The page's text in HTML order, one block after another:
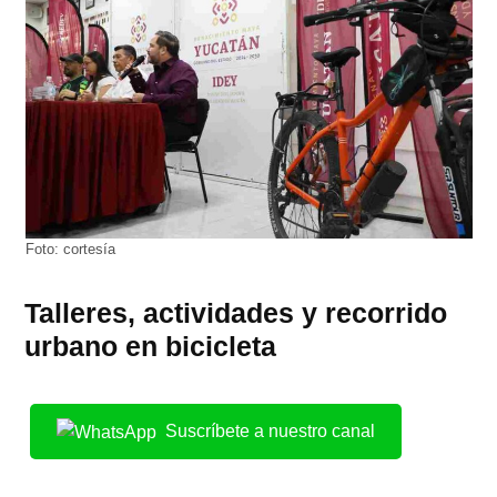
Foto: cortesía
Talleres, actividades y recorrido
urbano en bicicleta
Suscríbete a nuestro canal